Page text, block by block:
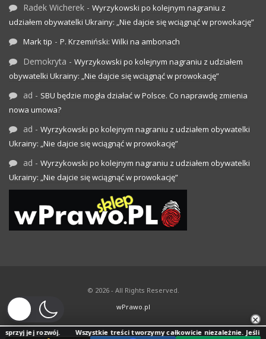
Radek Wicherek - Wyrzykowski po kolejnym nagraniu z
udziałem obywatelki Ukrainy: „Nie dajcie się wciągnąć w prowokację”
Mark tip - P. Krzemiński: Wilki na ambonach
Demokryta - Wyrzykowski po kolejnym nagraniu z udziałem
obywatelki Ukrainy: „Nie dajcie się wciągnąć w prowokację”
ad - SBU będzie mogła działać w Polsce. Co naprawdę zmienia
nowa umowa?
ad - Wyrzykowski po kolejnym nagraniu z udziałem obywatelki
Ukrainy: „Nie dajcie się wciągnąć w prowokację”
ad - Wyrzykowski po kolejnym nagraniu z udziałem obywatelki
Ukrainy: „Nie dajcie się wciągnąć w prowokację”
© 2026 - All Rights Reserved.
wPrawo.pl
×
Wszystkie treści tworzymy całkowicie niezależnie. Jeśli doceniasz